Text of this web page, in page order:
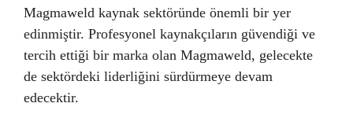
Magmaweld kaynak sektöründe önemli bir yer
edinmiştir. Profesyonel kaynakçıların güvendiği ve
tercih ettiği bir marka olan Magmaweld, gelecekte
de sektördeki liderliğini sürdürmeye devam
edecektir.